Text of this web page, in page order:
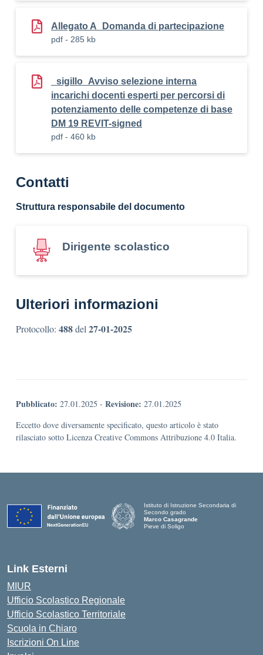
Allegato A_Domanda di partecipazione
pdf - 285 kb
_sigillo_Avviso selezione interna
incarichi docenti esperti per percorsi di
potenziamento delle competenze di base
DM 19 REVIT-signed
pdf - 460 kb
Contatti
Struttura responsabile del documento
Dirigente scolastico
Ulteriori informazioni
Protocollo: 488del 27-01-2025
Pubblicato: 27.01.2025 - Revisione: 27.01.2025
Eccetto dove diversamente specificato, questo articolo è stato
rilasciato sotto Licenza Creative Commons Attribuzione 4.0 Italia.
Istituto di Istruzione Secondaria di
Secondo grado
Marco Casagrande
Pieve di Soligo
Link Esterni
MIUR
Ufficio Scolastico Regionale
Ufficio Scolastico Territoriale
Scuola in Chiaro
Iscrizioni On Line